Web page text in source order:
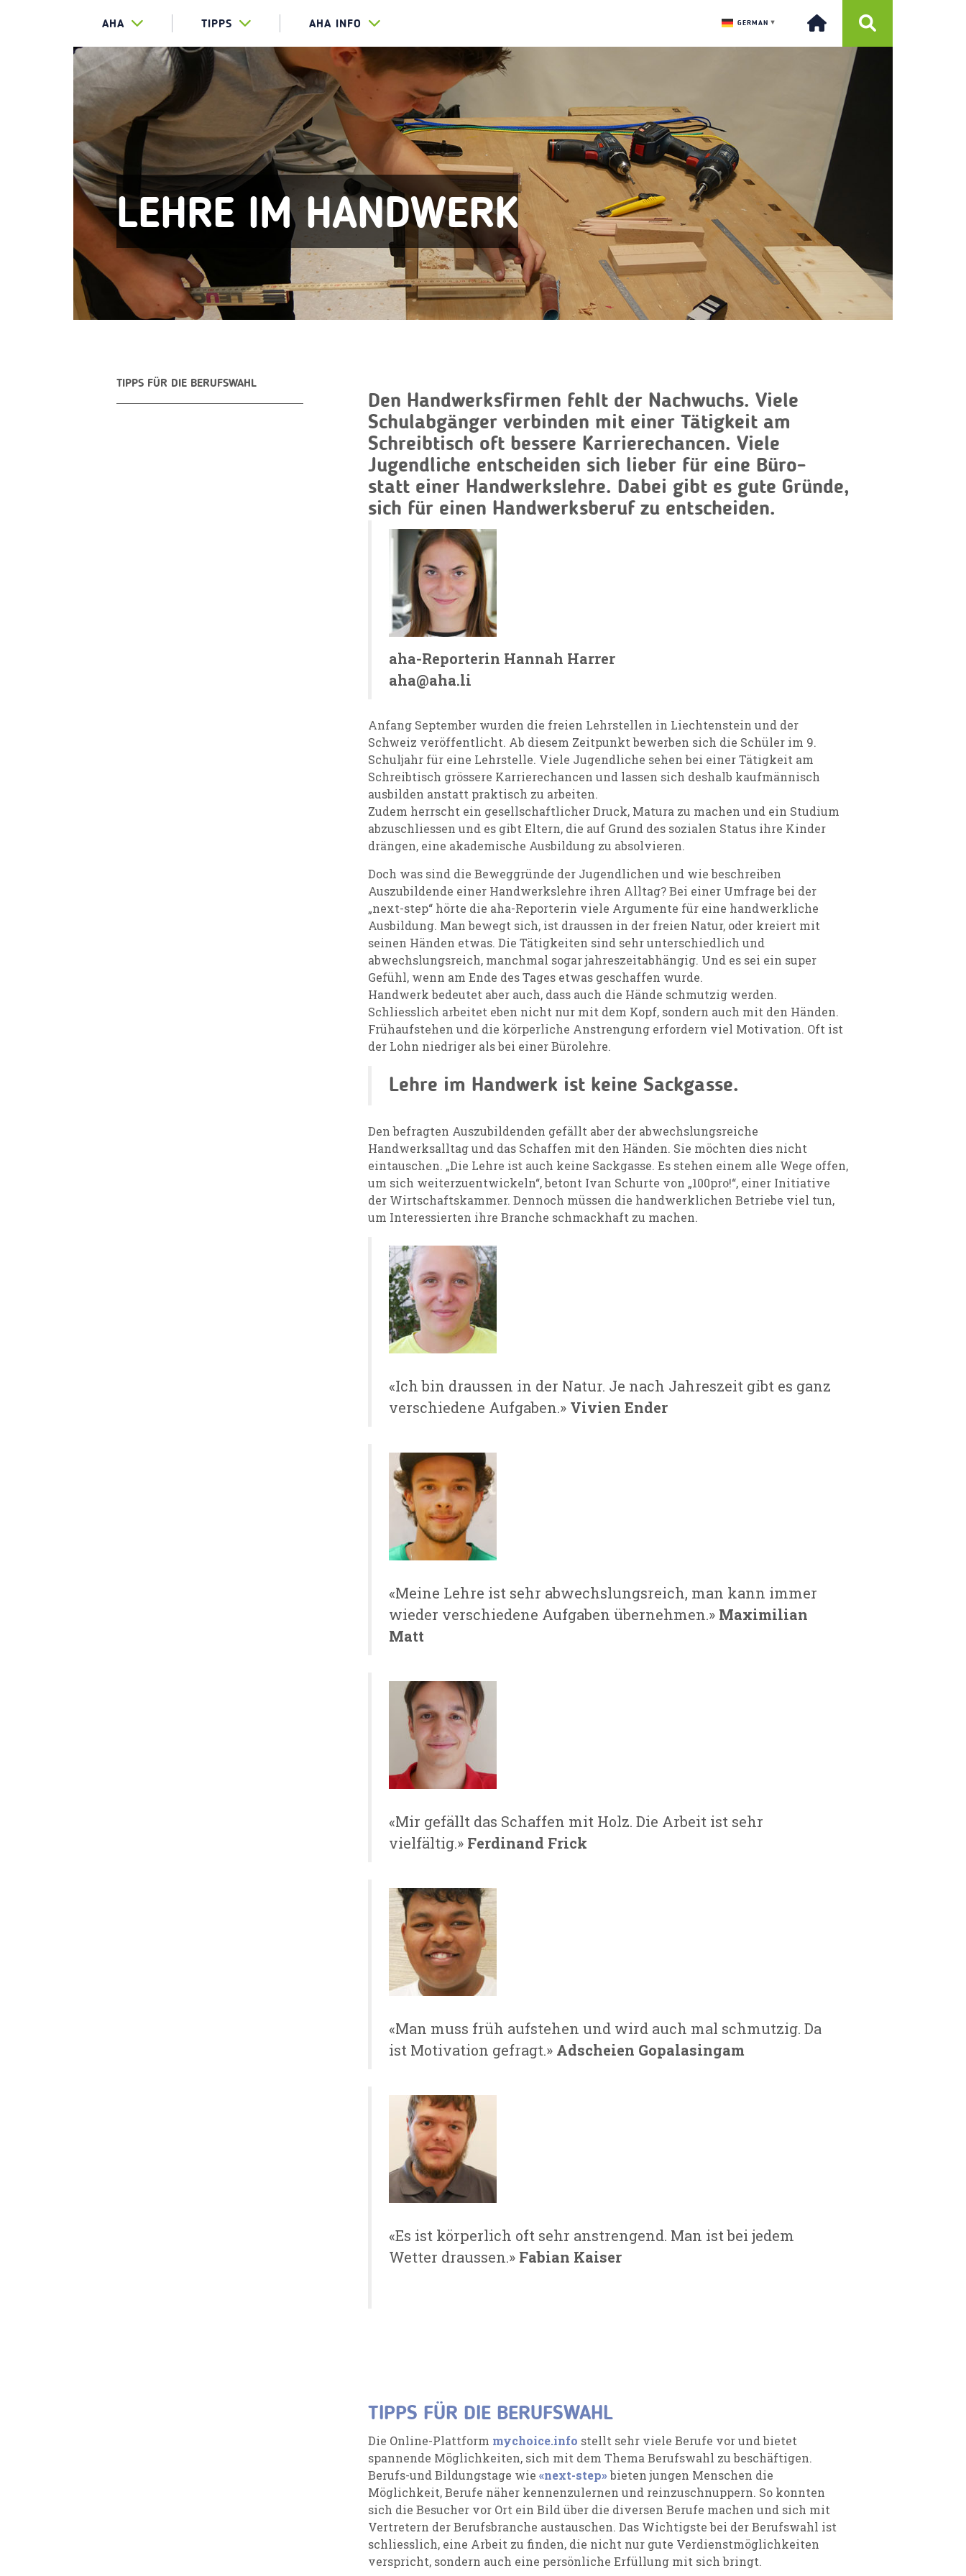
AHA TIPPS AHA INFO GERMAN ▼
LEHRE IM HANDWERK
TIPPS FÜR DIE BERUFSWAHL
Den Handwerksfirmen fehlt der Nachwuchs. Viele
Schulabgänger verbinden mit einer Tätigkeit am
Schreibtisch oft bessere Karrierechancen. Viele
Jugendliche entscheiden sich lieber für eine Büro-
statt einer Handwerkslehre. Dabei gibt es gute Gründe,
sich für einen Handwerksberuf zu entscheiden.
aha-Reporterin Hannah Harrer
aha@aha.li
Anfang September wurden die freien Lehrstellen in Liechtenstein und der
Schweiz veröffentlicht. Ab diesem Zeitpunkt bewerben sich die Schüler im 9.
Schuljahr für eine Lehrstelle. Viele Jugendliche sehen bei einer Tätigkeit am
Schreibtisch grössere Karrierechancen und lassen sich deshalb kaufmännisch
ausbilden anstatt praktisch zu arbeiten.
Zudem herrscht ein gesellschaftlicher Druck, Matura zu machen und ein Studium
abzuschliessen und es gibt Eltern, die auf Grund des sozialen Status ihre Kinder
drängen, eine akademische Ausbildung zu absolvieren.
Doch was sind die Beweggründe der Jugendlichen und wie beschreiben
Auszubildende einer Handwerkslehre ihren Alltag? Bei einer Umfrage bei der
„next-step“ hörte die aha-Reporterin viele Argumente für eine handwerkliche
Ausbildung. Man bewegt sich, ist draussen in der freien Natur, oder kreiert mit
seinen Händen etwas. Die Tätigkeiten sind sehr unterschiedlich und
abwechslungsreich, manchmal sogar jahreszeitabhängig. Und es sei ein super
Gefühl, wenn am Ende des Tages etwas geschaffen wurde.
Handwerk bedeutet aber auch, dass auch die Hände schmutzig werden.
Schliesslich arbeitet eben nicht nur mit dem Kopf, sondern auch mit den Händen.
Frühaufstehen und die körperliche Anstrengung erfordern viel Motivation. Oft ist
der Lohn niedriger als bei einer Bürolehre.
Lehre im Handwerk ist keine Sackgasse.
Den befragten Auszubildenden gefällt aber der abwechslungsreiche
Handwerksalltag und das Schaffen mit den Händen. Sie möchten dies nicht
eintauschen. „Die Lehre ist auch keine Sackgasse. Es stehen einem alle Wege offen,
um sich weiterzuentwickeln“, betont Ivan Schurte von „100pro!“, einer Initiative
der Wirtschaftskammer. Dennoch müssen die handwerklichen Betriebe viel tun,
um Interessierten ihre Branche schmackhaft zu machen.
«Ich bin draussen in der Natur. Je nach Jahreszeit gibt es ganz
verschiedene Aufgaben.» Vivien Ender
«Meine Lehre ist sehr abwechslungsreich, man kann immer
wieder verschiedene Aufgaben übernehmen.» Maximilian
Matt
«Mir gefällt das Schaffen mit Holz. Die Arbeit ist sehr
vielfältig.» Ferdinand Frick
«Man muss früh aufstehen und wird auch mal schmutzig. Da
ist Motivation gefragt.» Adscheien Gopalasingam
«Es ist körperlich oft sehr anstrengend. Man ist bei jedem
Wetter draussen.» Fabian Kaiser
TIPPS FÜR DIE BERUFSWAHL
Die Online-Plattform mychoice.info stellt sehr viele Berufe vor und bietet
spannende Möglichkeiten, sich mit dem Thema Berufswahl zu beschäftigen.
Berufs-und Bildungstage wie «next-step»bieten jungen Menschen die
Möglichkeit, Berufe näher kennenzulernen und reinzuschnuppern. So konnten
sich die Besucher vor Ort ein Bild über die diversen Berufe machen und sich mit
Vertretern der Berufsbranche austauschen. Das Wichtigste bei der Berufswahl ist
schliesslich, eine Arbeit zu finden, die nicht nur gute Verdienstmöglichkeiten
verspricht, sondern auch eine persönliche Erfüllung mit sich bringt.